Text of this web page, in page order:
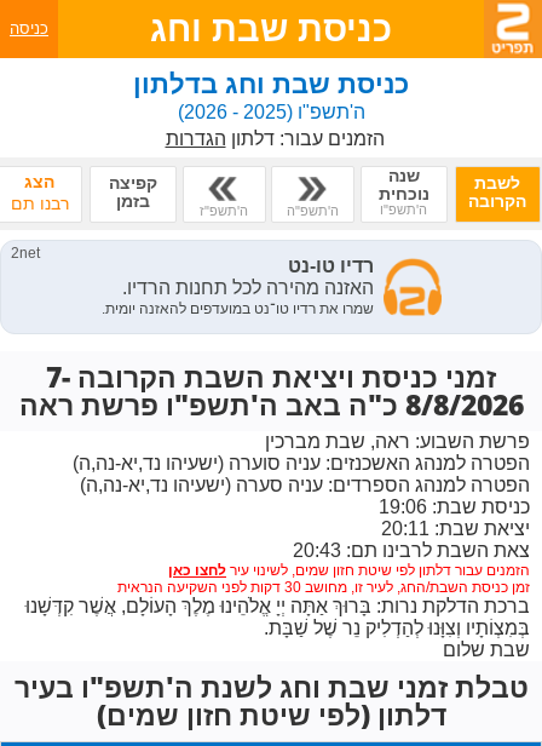
כניסת שבת וחג כניסה
כניסת שבת וחג בדלתון
ה'תשפ"ו(2025 - 2026)
הזמנים עבור:דלתון הגדרות
לשבת
הקרובה
שנה
נוכחית
ה'תשפ"ו ה'תשפ"ה ה'תשפ"ז
קפיצה
בזמן
הצג
רבנו תם
זמני כניסת ויציאת השבת הקרובה 7-
8/8/2026 כ"ה באב ה'תשפ"ו פרשת ראה
פרשת השבוע: ראה, שבת מברכין
הפטרה למנהג האשכנזים: עניה סוערה (ישעיהו נד,יא-נה,ה)
הפטרה למנהג הספרדים: עניה סערה (ישעיהו נד,יא-נה,ה)
כניסת שבת: 19:06
יציאת שבת: 20:11
צאת השבת לרבינו תם: 20:43
הזמנים עבור דלתון לפי שיטת חזון שמים, לשינוי עיר
זמן כניסת השבת/החג, לעיר זו, מחושב 30 דקות לפני השקיעה הנראית
ברכת הדלקת נרות: בָּרוּךְ אַתָּה יְיָ אֱלֹהֵינוּ מֶלֶךְ הָעוֹלָם, אֲשֶׁר קִדְּשָׁנוּ
בְּמִצְוֹתָיו וְצִוָּנוּ לְהַדְלִיק נֵר שֶׁל שַׁבָּת.
שבת שלום
טבלת זמני שבת וחג לשנת ה'תשפ"ו בעיר
דלתון (לפי שיטת חזון שמים)